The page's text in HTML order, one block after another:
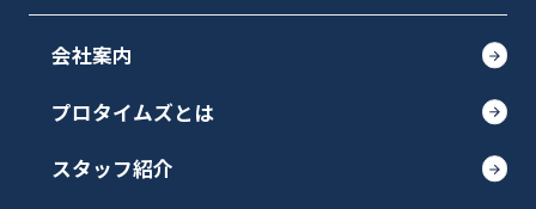
会社案内
プロタイムズとは
スタッフ紹介